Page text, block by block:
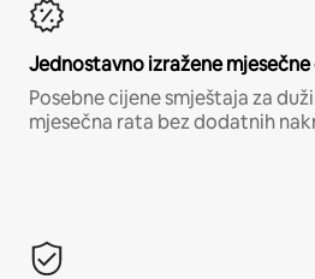
Jednostavno izražene
Posebne cijene smještaja za
mjesečna rata bez dodatnih